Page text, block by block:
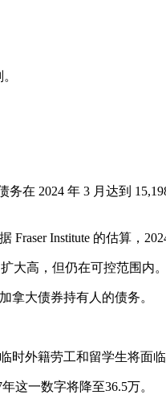
2024 年 3 月达到
Institute 的估算，
大高，但仍在可控范围内。
拿大债券持有人的债务。
外籍劳工和留学生将面临
这一数字将降至36.5万。